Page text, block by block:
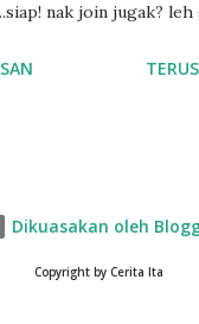
nak join jugak? leh
Dikuasakan oleh
Copyright by Cerita Ita